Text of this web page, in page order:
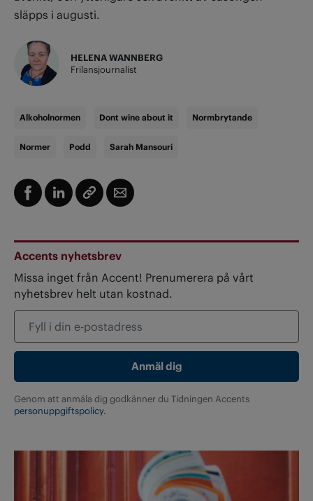
släpps i augusti.
HELENA WANNBERG
Frilansjournalist
Alkoholnormen Dont wine about it Normbrytande
Normer Podd Sarah Mansouri
Accents nyhetsbrev
Missa inget från Accent! Prenumerera på vårt
nyhetsbrev helt utan kostnad.
Genom att anmäla dig godkänner du Tidningen Accents
personuppgiftspolicy.